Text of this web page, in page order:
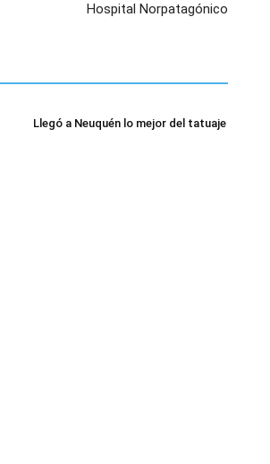
Hospital Norpatagónico
Llegó a Neuquén lo mejor del tatuaje